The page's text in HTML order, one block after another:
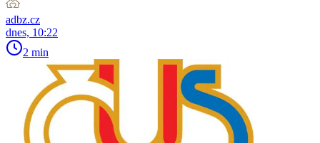
adbz.cz
dnes, 10:22
2 min